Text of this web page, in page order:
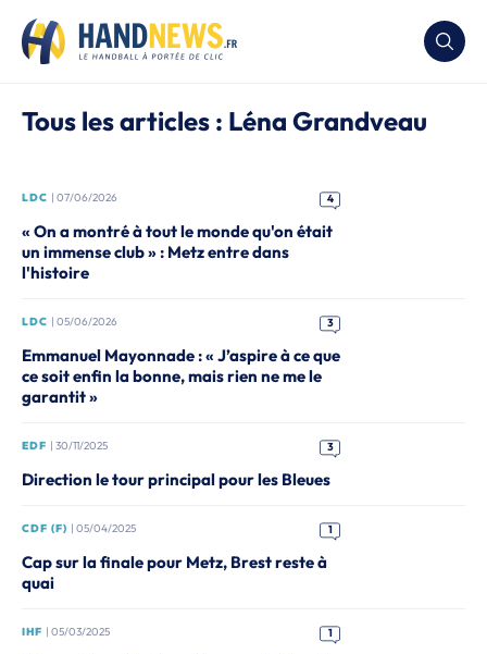
Tous les articles : Léna Grandveau
LDC | 07/06/2026 4
« On a montré à tout le monde qu'on était
un immense club » : Metz entre dans
l'histoire
LDC | 05/06/2026 3
Emmanuel Mayonnade : « J’aspire à ce que
ce soit enfin la bonne, mais rien ne me le
garantit »
EDF | 30/11/2025 3
Direction le tour principal pour les Bleues
CDF (F) | 05/04/2025 1
Cap sur la finale pour Metz, Brest reste à
quai
IHF | 05/03/2025 1